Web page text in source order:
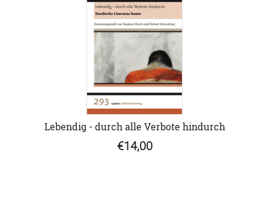
Lebendig - durch alle Verbote hindurch
€14,00